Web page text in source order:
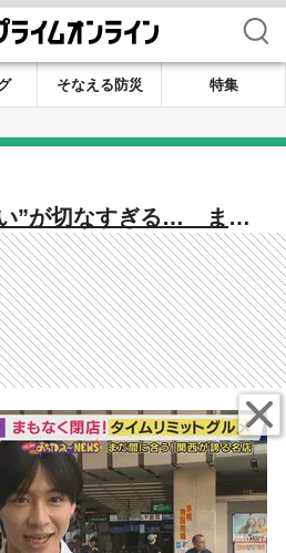
検索
そなえる防災
特集
”が切なすぎる… まも
ットグルメ』24時間営
阪のカレーうどん専門
ないと迷惑かける」